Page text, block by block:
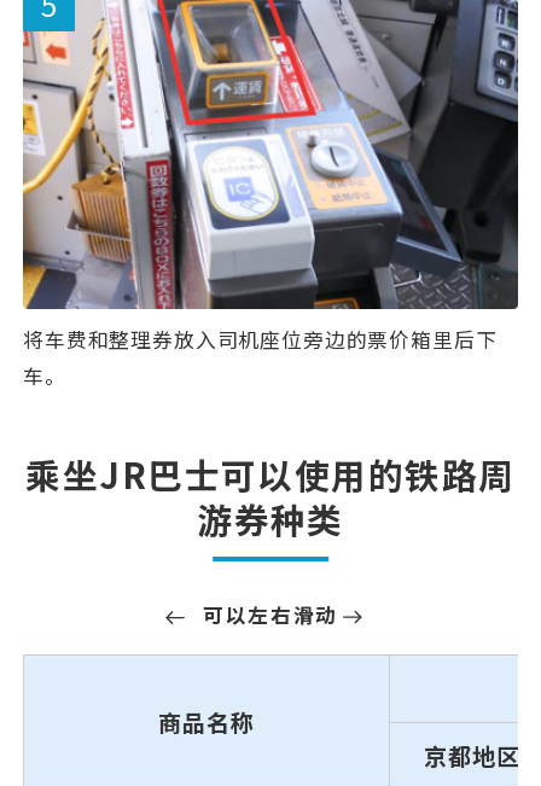
将车费和整理券放入司机座位旁边的票价箱里后下
车。
乘坐JR巴士可以使用的铁路周
游券种类
可以左右滑动
商品名称
京都地区